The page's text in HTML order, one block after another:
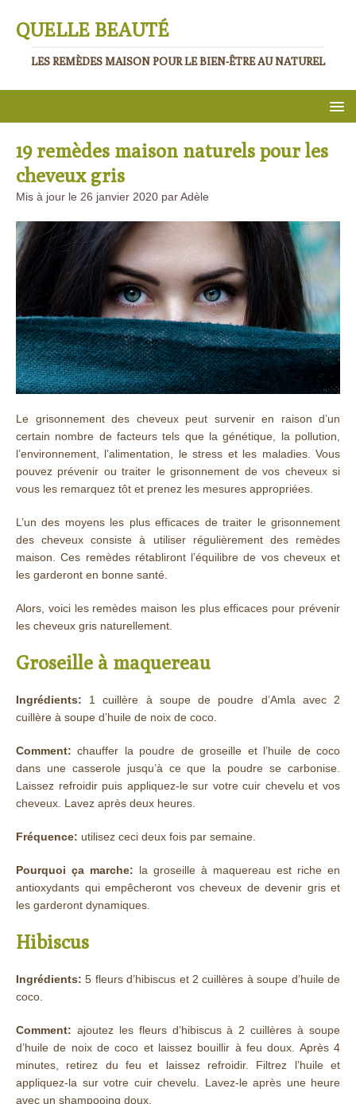
QUELLE BEAUTÉ
LES REMÈDES MAISON POUR LE BIEN-ÊTRE AU NATUREL
19 remèdes maison naturels pour les
cheveux gris
Mis à jour le 26 janvier 2020 par Adèle
Le grisonnement des cheveux peut survenir en raison d’un
certain nombre de facteurs tels que la génétique, la pollution,
l’environnement, l’alimentation, le stress et les maladies. Vous
pouvez prévenir ou traiter le grisonnement de vos cheveux si
vous les remarquez tôt et prenez les mesures appropriées.
L’un des moyens les plus efficaces de traiter le grisonnement
des cheveux consiste à utiliser régulièrement des remèdes
maison. Ces remèdes rétabliront l’équilibre de vos cheveux et
les garderont en bonne santé.
Alors, voici les remèdes maison les plus efficaces pour prévenir
les cheveux gris naturellement.
Groseille à maquereau
Ingrédients: 1 cuillère à soupe de poudre d’Amla avec 2
cuillère à soupe d’huile de noix de coco.
Comment: chauffer la poudre de groseille et l’huile de coco
dans une casserole jusqu’à ce que la poudre se carbonise.
Laissez refroidir puis appliquez-le sur votre cuir chevelu et vos
cheveux. Lavez après deux heures.
Fréquence: utilisez ceci deux fois par semaine.
Pourquoi ça marche: la groseille à maquereau est riche en
antioxydants qui empêcheront vos cheveux de devenir gris et
les garderont dynamiques.
Hibiscus
Ingrédients: 5 fleurs d’hibiscus et 2 cuillères à soupe d’huile de
coco.
Comment: ajoutez les fleurs d’hibiscus à 2 cuillères à soupe
d’huile de noix de coco et laissez bouillir à feu doux. Après 4
minutes, retirez du feu et laissez refroidir. Filtrez l’huile et
appliquez-la sur votre cuir chevelu. Lavez-le après une heure
avec un shampooing doux.